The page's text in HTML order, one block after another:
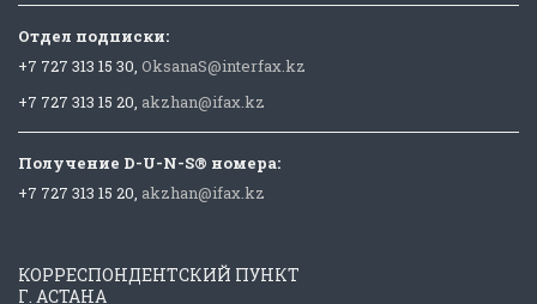
Отдел подписки:
+7 727 313 15 30, OksanaS@interfax.kz
+7 727 313 15 20, akzhan@ifax.kz
Получение D-U-N-S® номера:
+7 727 313 15 20, akzhan@ifax.kz
КОРРЕСПОНДЕНТСКИЙ ПУНКТ
Г. АСТАНА